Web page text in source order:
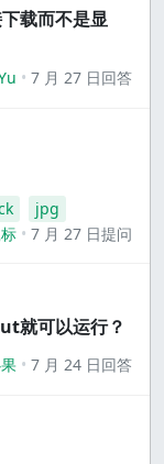
载而不是显
7 月 27 日回答
jpg
7 月 27 日提问
就可以运行？
7 月 24 日回答